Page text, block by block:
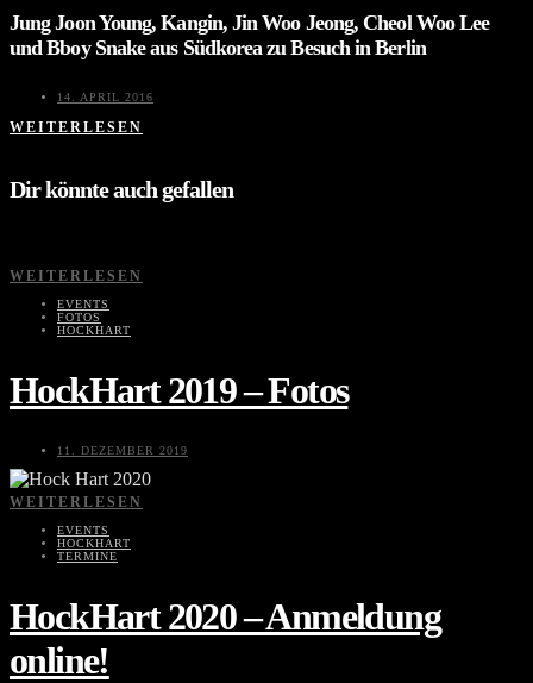
Jung Joon Young, Kangin, Jin Woo Jeong, Cheol Woo Lee
und Bboy Snake aus Südkorea zu Besuch in Berlin
14. APRIL 2016
WEITERLESEN
Dir könnte auch gefallen
WEITERLESEN
EVENTS
FOTOS
HOCKHART
HockHart 2019 – Fotos
11. DEZEMBER 2019
WEITERLESEN
EVENTS
HOCKHART
TERMINE
HockHart 2020 – Anmeldung
online!